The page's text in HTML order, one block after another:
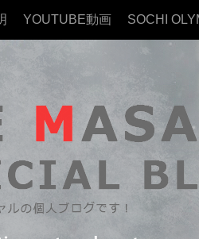
YOUTUBE動画 SOCHI